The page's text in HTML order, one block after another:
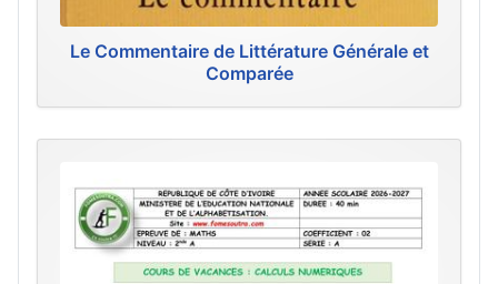
Le Commentaire de Littérature Générale et
Comparée